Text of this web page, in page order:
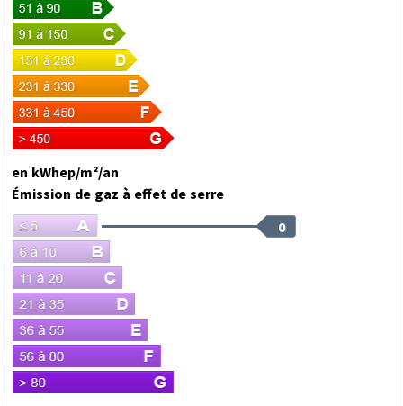
en kWhep/m²/an
Émission de gaz à effet de serre
0